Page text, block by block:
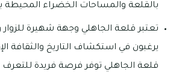
بالقلعة والمساحات الخضراء المحيطة
تعتبر قلعة الجاهلي وجهة شهيرة للزوار
يرغبون في استكشاف التاريخ والثقافة
قلعة الجاهلي توفر فرصة فريدة للتعرف